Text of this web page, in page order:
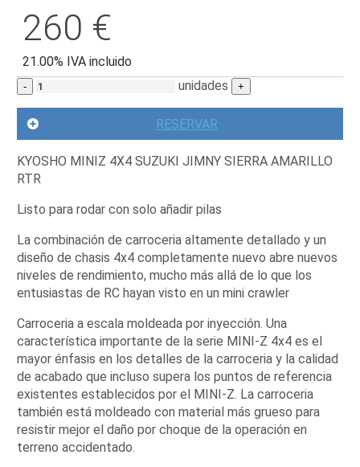
260 €
21.00% IVA incluido
- unidades +
RESERVAR
KYOSHO MINIZ 4X4 SUZUKI JIMNY SIERRA AMARILLO
RTR
Listo para rodar con solo añadir pilas
La combinación de carroceria altamente detallado y un
diseño de chasis 4x4 completamente nuevo abre nuevos
niveles de rendimiento, mucho más allá de lo que los
entusiastas de RC hayan visto en un mini crawler
Carroceria a escala moldeada por inyección. Una
característica importante de la serie MINI-Z 4x4 es el
mayor énfasis en los detalles de la carroceria y la calidad
de acabado que incluso supera los puntos de referencia
existentes establecidos por el MINI-Z. La carroceria
también está moldeado con material más grueso para
resistir mejor el daño por choque de la operación en
terreno accidentado.